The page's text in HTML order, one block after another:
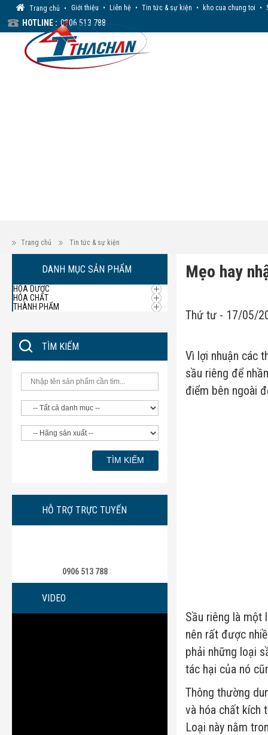
Trang chủ • Giới thiệu • Liên hệ • Tin tức & sự kiện • kho cua chung toi •
HOTLINE : 0906 513 788
Trang chủ Tin tức & sự kiện
DANH MỤC SẢN PHẨM
HÓA DƯỢC
HÓA CHẤT
THÀNH PHẨM
TÌM KIẾM
HỖ TRỢ TRỰC TUYẾN
0906 513 788
VIDEO
Mẹo hay
Thứ tư - 17/05/
Vì lợi nhuận các
sầu riêng để
điểm bên ngoài
Sầu riêng là một
nên rất được
phải những loại
tác hại của nó
Thông thường
và hóa chất kích
Loại này nằm